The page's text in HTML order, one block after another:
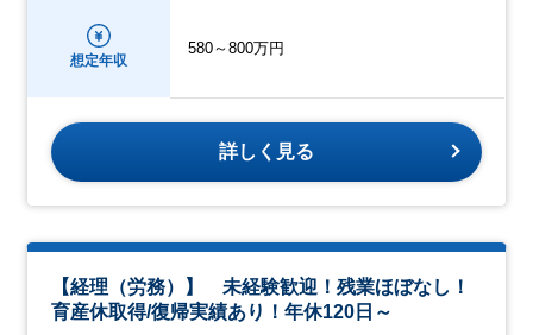
想定年収
580～800万円
詳しく見る
【経理（労務）】 未経験歓迎！残業ほぼなし！
育産休取得/復帰実績あり！年休120日～